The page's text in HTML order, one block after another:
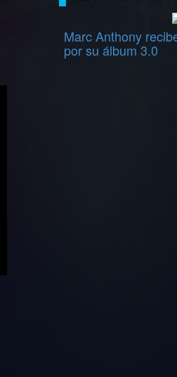
Marc Anthony
por su álbum 3.0